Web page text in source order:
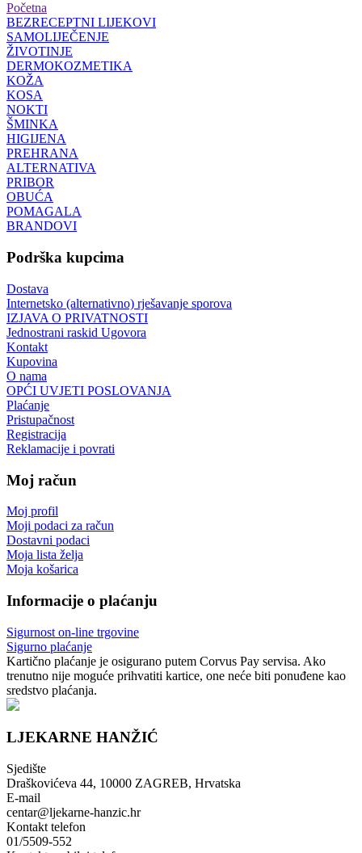
Početna
BEZRECEPTNI LIJEKOVI
SAMOLIJEČENJE
ŽIVOTINJE
DERMOKOZMETIKA
KOŽA
KOSA
NOKTI
ŠMINKA
HIGIJENA
PREHRANA
ALTERNATIVA
PRIBOR
OBUĆA
POMAGALA
BRANDOVI
Podrška kupcima
Dostava
Internetsko (alternativno) rješavanje sporova
IZJAVA O PRIVATNOSTI
Jednostrani raskid Ugovora
Kontakt
Kupovina
O nama
OPĆI UVJETI POSLOVANJA
Plaćanje
Pristupačnost
Registracija
Reklamacije i povrati
Moj račun
Moj profil
Moji podaci za račun
Dostavni podaci
Moja lista želja
Moja košarica
Informacije o plaćanju
Sigurnost on-line trgovine
Sigurno plaćanje
Kartično plaćanje je osigurano putem Corvus Pay servisa. Ako
trenutno nije moguće prihvatiti kartice, one neće biti ponuđene kao
sredstvo plaćanja.
LJEKARNE HANŽIĆ
Sjedište
Draškovićeva 44, 10000 ZAGREB, Hrvatska
E-mail
centar@ljekarne-hanzic.hr
Kontakt telefon
01/5509-552